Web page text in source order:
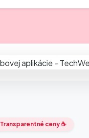
Transparentné ceny ☕